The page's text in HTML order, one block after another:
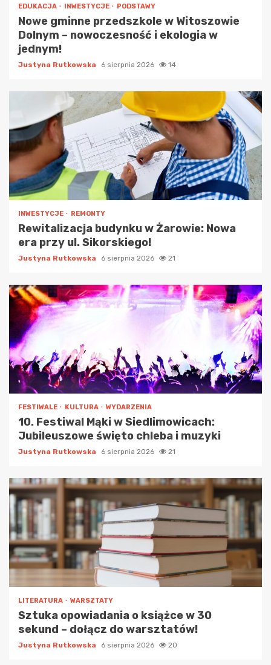
EDUKACJA INWESTYCJE PODSTAWY
Nowe gminne przedszkole w Witoszowie
Dolnym – nowoczesność i ekologia w
jednym!
Justyna Rutkowska 6 sierpnia 2026 14
INWESTYCJE REMONTY
Rewitalizacja budynku w Żarowie: Nowa
era przy ul. Sikorskiego!
Justyna Rutkowska 6 sierpnia 2026 21
FESTIWALE KULTURA WYDARZENIA
10. Festiwal Mąki w Siedlimowicach:
Jubileuszowe święto chleba i muzyki
Justyna Rutkowska 6 sierpnia 2026 21
LITERATURA WARSZTATY
Sztuka opowiadania o książce w 30
sekund – dołącz do warsztatów!
Justyna Rutkowska 6 sierpnia 2026 20